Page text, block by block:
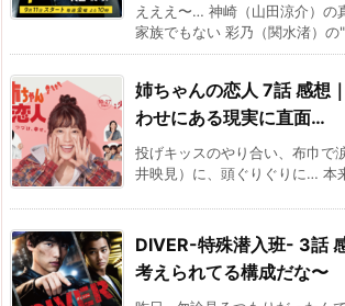
えええ〜… 神崎（山田涼介）の
家族でもない 彩乃（関水渚）の
姉ちゃんの恋人 7話 感想
わせにある現実に直面…
投げキッスのやり合い、布巾で
井映見）に、頭ぐりぐりに… 本
DIVER-特殊潜入班- 3話
考えられてる構成だな〜